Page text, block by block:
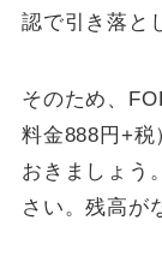
認で引き落と
そのため、
料金888円+税
おきましょう
さい。残高が